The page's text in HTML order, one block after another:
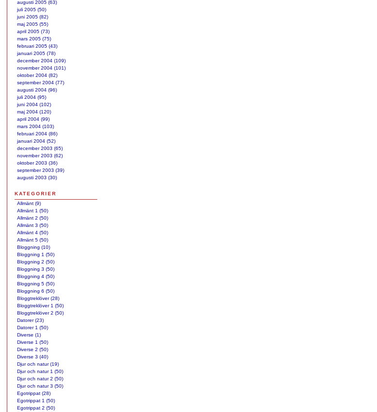
augusti 2005 (63)
juli 2005 (50)
juni 2005 (82)
maj 2005 (55)
april 2005 (73)
mars 2005 (75)
februari 2005 (43)
januari 2005 (78)
december 2004 (109)
november 2004 (101)
oktober 2004 (82)
september 2004 (77)
augusti 2004 (96)
juli 2004 (95)
juni 2004 (102)
maj 2004 (120)
april 2004 (99)
mars 2004 (103)
februari 2004 (86)
januari 2004 (52)
december 2003 (65)
november 2003 (62)
oktober 2003 (36)
september 2003 (39)
augusti 2003 (30)
KATEGORIER
Allmänt (9)
Allmänt 1 (50)
Allmänt 2 (50)
Allmänt 3 (50)
Allmänt 4 (50)
Allmänt 5 (50)
Bloggning (10)
Bloggning 1 (50)
Bloggning 2 (50)
Bloggning 3 (50)
Bloggning 4 (50)
Bloggning 5 (50)
Bloggning 6 (50)
Bloggtreklöver (28)
Bloggtreklöver 1 (50)
Bloggtreklöver 2 (50)
Datorer (23)
Datorer 1 (50)
Diverse (1)
Diverse 1 (50)
Diverse 2 (50)
Diverse 3 (40)
Djur och natur (19)
Djur och natur 1 (50)
Djur och natur 2 (50)
Djur och natur 3 (50)
Egotrippat (28)
Egotrippat 1 (50)
Egotrippat 2 (50)